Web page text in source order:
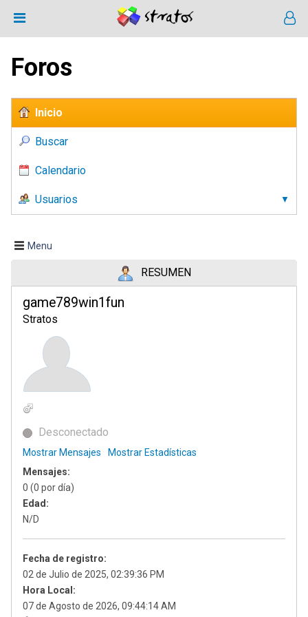
Foros
Inicio
Buscar
Calendario
Usuarios
Menu
RESUMEN
game789win1fun
Stratos
Desconectado
Mostrar Mensajes
Mostrar Estadísticas
Mensajes:
0 (0 por día)
Edad:
N/D
Fecha de registro:
02 de Julio de 2025, 02:39:36 PM
Hora Local:
07 de Agosto de 2026, 09:44:14 AM